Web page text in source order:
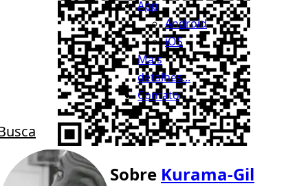
App
Android
iOS
Mais
detalhes...
Contato
Sobre Kurama-Gil